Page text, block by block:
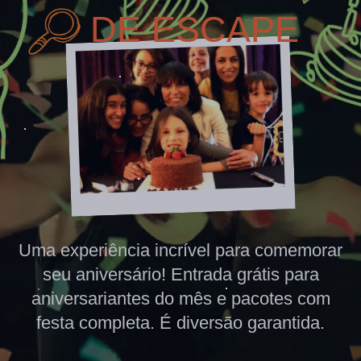
DE ESCAPE
Uma experiência incrível para comemorar
seu aniversário! Entrada grátis para
aniversariantes do mês e pacotes com
festa completa. É diversão garantida.